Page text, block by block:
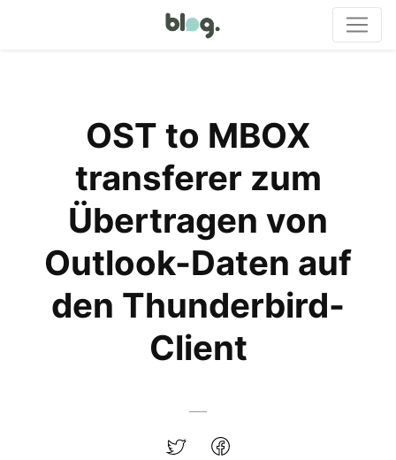
OST to MBOX
transferer zum
Übertragen von
Outlook-Daten auf
den Thunderbird-
Client